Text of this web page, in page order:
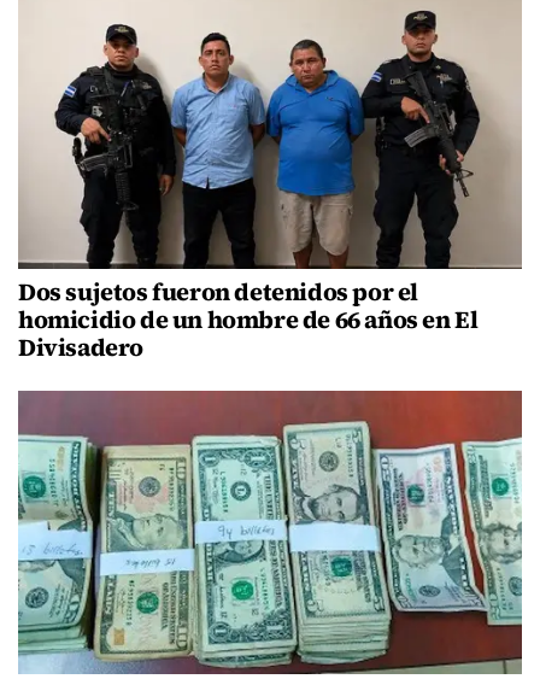
Dos sujetos fueron detenidos por el
homicidio de un hombre de 66 años en El
Divisadero